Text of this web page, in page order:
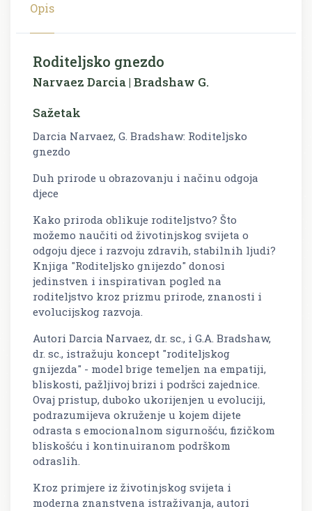
Opis
Roditeljsko gnezdo
Narvaez Darcia | Bradshaw G.
Sažetak
Darcia Narvaez, G. Bradshaw: Roditeljsko
gnezdo
Duh prirode u obrazovanju i načinu odgoja
djece
Kako priroda oblikuje roditeljstvo? Što
možemo naučiti od životinjskog svijeta o
odgoju djece i razvoju zdravih, stabilnih ljudi?
Knjiga "Roditeljsko gnijezdo" donosi
jedinstven i inspirativan pogled na
roditeljstvo kroz prizmu prirode, znanosti i
evolucijskog razvoja.
Autori Darcia Narvaez, dr. sc., i G.A. Bradshaw,
dr. sc., istražuju koncept "roditeljskog
gnijezda" - model brige temeljen na empatiji,
bliskosti, pažljivoj brizi i podršci zajednice.
Ovaj pristup, duboko ukorijenjen u evoluciji,
podrazumijeva okruženje u kojem dijete
odrasta s emocionalnom sigurnošću, fizičkom
bliskošću i kontinuiranom podrškom
odraslih.
Kroz primjere iz životinjskog svijeta i
moderna znanstvena istraživanja, autori